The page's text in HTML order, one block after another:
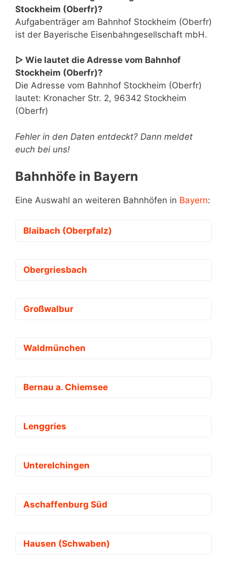
Stockheim (Oberfr)?
Aufgabenträger am Bahnhof Stockheim (Oberfr)
ist der Bayerische Eisenbahngesellschaft mbH.
▷ Wie lautet die Adresse vom Bahnhof
Stockheim (Oberfr)?
Die Adresse vom Bahnhof Stockheim (Oberfr)
lautet: Kronacher Str. 2, 96342 Stockheim
(Oberfr)
Fehler in den Daten entdeckt? Dann meldet
euch bei uns!
Bahnhöfe in Bayern
Eine Auswahl an weiteren Bahnhöfen in Bayern:
Blaibach (Oberpfalz)
Obergriesbach
Großwalbur
Waldmünchen
Bernau a. Chiemsee
Lenggries
Unterelchingen
Aschaffenburg Süd
Hausen (Schwaben)